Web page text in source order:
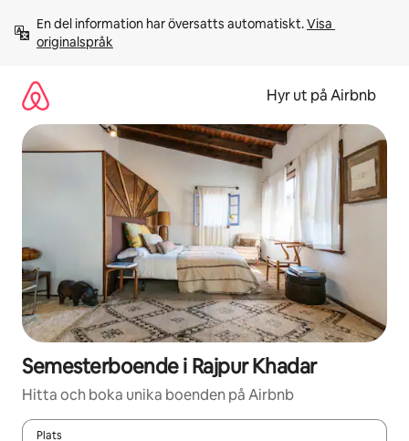
innehåll
En del information har översatts automatiskt. Visa
originalspråk
Hyr ut på Airbnb
Semesterboende i Rajpur Khadar
Hitta och boka unika boenden på Airbnb
Plats